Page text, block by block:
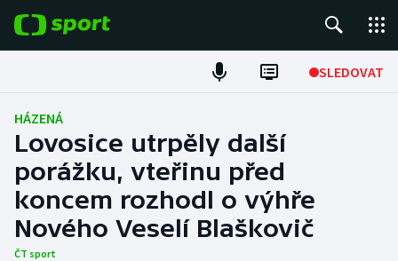
SLEDOVAT
Fotbal
Hokej
Tenis
Atletika
HÁZENÁ
Lovosice utrpěly další
porážku, vteřinu před
koncem rozhodl o výhře
Nového Veselí Blaškovič
ČT sport